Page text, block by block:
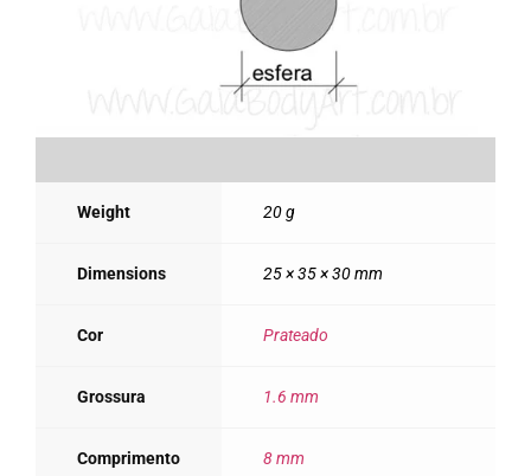
Weight 20 g
Dimensions 25 × 35 × 30 mm
Cor Prateado
Grossura 1.6 mm
Comprimento 8 mm